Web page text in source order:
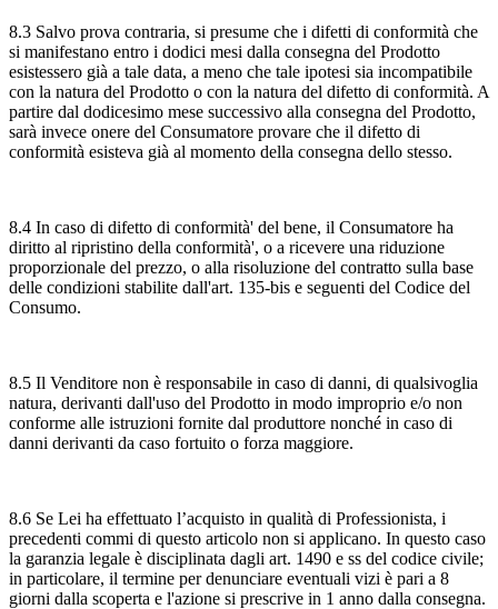
8.3 Salvo prova contraria, si presume che i difetti di conformità che
si manifestano entro i dodici mesi dalla consegna del Prodotto
esistessero già a tale data, a meno che tale ipotesi sia incompatibile
con la natura del Prodotto o con la natura del difetto di conformità. A
partire dal dodicesimo mese successivo alla consegna del Prodotto,
sarà invece onere del Consumatore provare che il difetto di
conformità esisteva già al momento della consegna dello stesso.
8.4 In caso di difetto di conformità' del bene, il Consumatore ha
diritto al ripristino della conformità', o a ricevere una riduzione
proporzionale del prezzo, o alla risoluzione del contratto sulla base
delle condizioni stabilite dall'art. 135-bis e seguenti del Codice del
Consumo.
8.5 Il Venditore non è responsabile in caso di danni, di qualsivoglia
natura, derivanti dall'uso del Prodotto in modo improprio e/o non
conforme alle istruzioni fornite dal produttore nonché in caso di
danni derivanti da caso fortuito o forza maggiore.
8.6 Se Lei ha effettuato l’acquisto in qualità di Professionista, i
precedenti commi di questo articolo non si applicano. In questo caso
la garanzia legale è disciplinata dagli art. 1490 e ss del codice civile;
in particolare, il termine per denunciare eventuali vizi è pari a 8
giorni dalla scoperta e l'azione si prescrive in 1 anno dalla consegna.